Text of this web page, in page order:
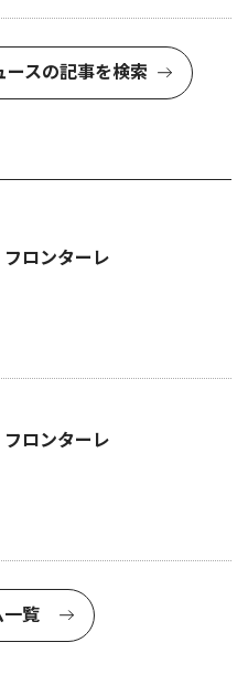
ースの記事を検索
ロンターレ
ロンターレ
一覧